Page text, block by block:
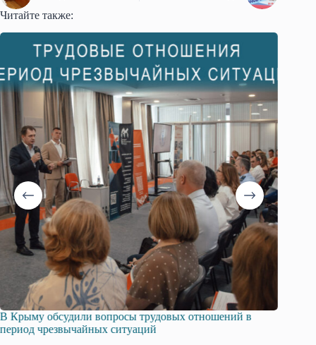
Читайте также:
В Крыму обсудили вопросы трудовых отношений в
период чрезвычайных ситуаций